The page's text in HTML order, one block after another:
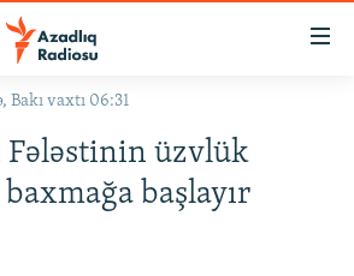
Bakı vaxtı 06:31
Fələstinin üzvlük
başlayır